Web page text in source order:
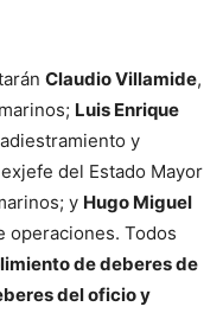
Claudio Villamide,
Luis Enrique
y
del Estado Mayor
y Hugo Miguel
operaciones. Todos
de deberes de
del oficio y